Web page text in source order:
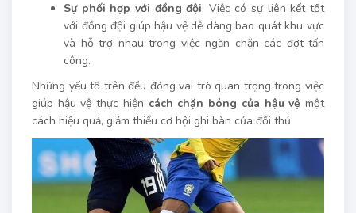
Sự phối hợp với đồng đội: Việc có sự liên kết tốt
với đồng đội giúp hậu vệ dễ dàng bao quát khu vực
và hỗ trợ nhau trong việc ngăn chặn các đợt tấn
công.
Những yếu tố trên đều đóng vai trò quan trọng trong việc
giúp hậu vệ thực hiện cách chặn bóng của hậu vệ một
cách hiệu quả, giảm thiểu cơ hội ghi bàn của đối thủ.